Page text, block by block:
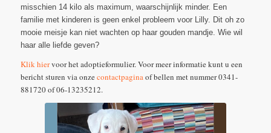
misschien 14 kilo als maximum, waarschijnlijk minder. Een
familie met kinderen is geen enkel probleem voor Lilly. Dit oh zo
mooie meisje kan niet wachten op haar gouden mandje. Wie wil
haar alle liefde geven?
Klik hiervoor het adoptieformulier. Voor meer informatie kunt u een
bericht sturen via onzecontactpaginaof bellen met nummer 0341-
881720 of 06-13235212.